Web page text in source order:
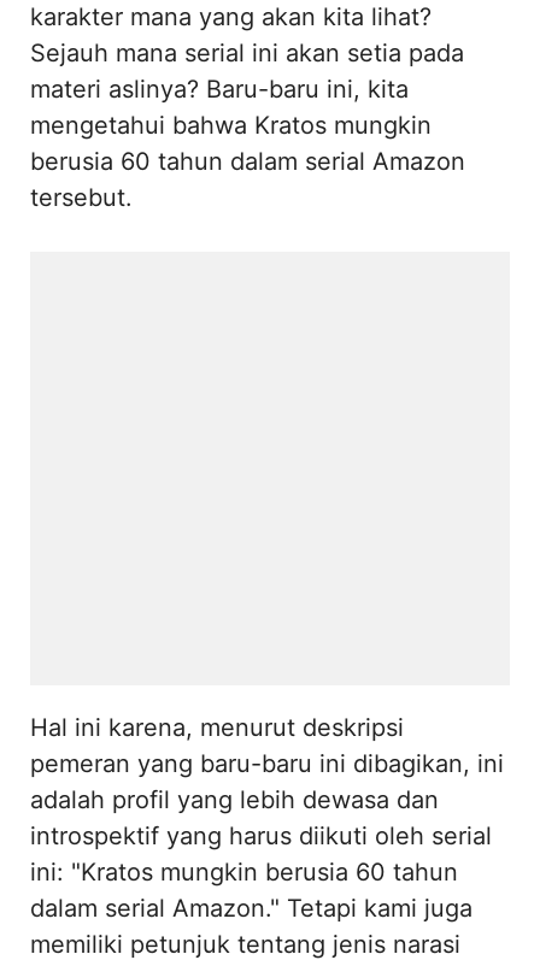
karakter mana yang akan kita lihat?
Sejauh mana serial ini akan setia pada
materi aslinya? Baru-baru ini, kita
mengetahui bahwa Kratos mungkin
berusia 60 tahun dalam serial Amazon
tersebut.
Hal ini karena, menurut deskripsi
pemeran yang baru-baru ini dibagikan, ini
adalah profil yang lebih dewasa dan
introspektif yang harus diikuti oleh serial
ini: "Kratos mungkin berusia 60 tahun
dalam serial Amazon." Tetapi kami juga
memiliki petunjuk tentang jenis narasi